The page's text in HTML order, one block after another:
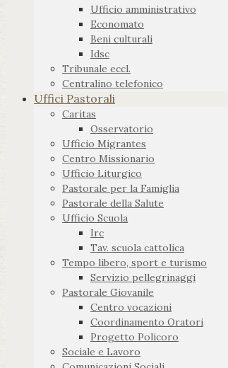
Ufficio amministrativo
Economato
Beni culturali
Idsc
Tribunale eccl.
Centralino telefonico
Uffici Pastorali
Caritas
Osservatorio
Ufficio Migrantes
Centro Missionario
Ufficio Liturgico
Pastorale per la Famiglia
Pastorale della Salute
Ufficio Scuola
Irc
Tav. scuola cattolica
Tempo libero, sport e turismo
Servizio pellegrinaggi
Pastorale Giovanile
Centro vocazioni
Coordinamento Oratori
Progetto Policoro
Sociale e Lavoro